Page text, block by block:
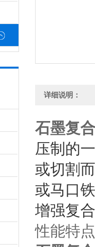
详细说明：
石墨复
压制的
或切割
或马口
增强复
性能特点